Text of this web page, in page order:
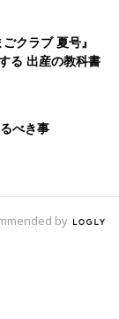
クラブ 夏号』
る 出産の教科書
べき事
by